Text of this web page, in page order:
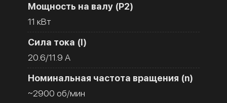
Мощность на валу (Р2)
11 кВт
Сила тока (I)
20.6/11.9 A
Номинальная частота вращения (n)
~2900 об/мин